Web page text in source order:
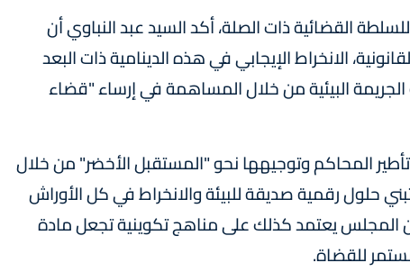
القضائية ذات الصلة، أكد السيد عبد النباوي أن
الانخراط الإيجابي في هذه الدينامية ذات البعد
البيئية من خلال المساهمة في إرساء "قضاء
المحاكم وتوجيهها نحو "المستقبل الأخضر" من خلال
حلول رقمية صديقة للبيئة والانخراط في كل الأوراش
المجلس يعتمد كذلك على مناهج تكوينية تجعل مادة
للقضاة.